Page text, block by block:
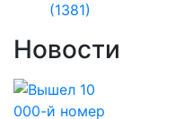
(1381)
Новости